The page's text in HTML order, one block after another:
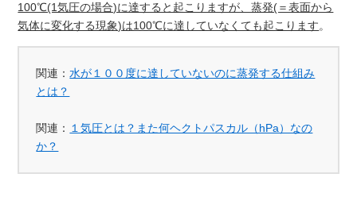
100℃(1気圧の場合)に達すると起こりますが、蒸発(＝表面から
気体に変化する現象)は100℃に達していなくても起こります。
関連：水が１００度に達していないのに蒸発する仕組み
とは？
関連： １気圧とは？また何ヘクトパスカル（hPa）なの
か？